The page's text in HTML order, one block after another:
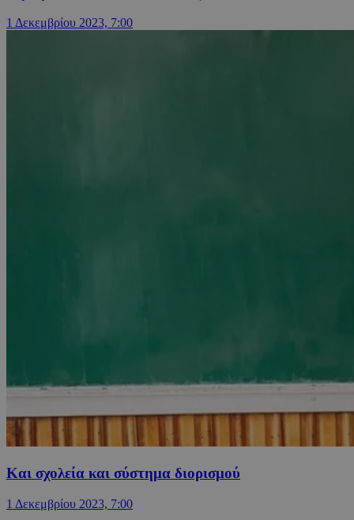
1 Δεκεμβρίου 2023, 7:00
Και σχολεία και σύστημα διορισμού
1 Δεκεμβρίου 2023, 7:00